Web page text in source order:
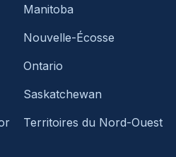
Manitoba
Nouvelle-Écosse
Ontario
Saskatchewan
Territoires du Nord-Ouest